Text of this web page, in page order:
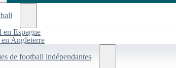
en Espagne
Angleterre
de football indépendantes